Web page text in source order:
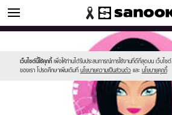
ดูดวง
เว็บไซต์นี้ใช้คุกกี้ เพื่อให้ท่านได้รับประสบการณ์การใช้งานที่ดีที่สุดบน เว็บไซต์
ของเรา โปรดศึกษาเพิ่มเติมที่ นโยบายความเป็นส่วนตัว และ นโยบายคุกกี้
//s.isanook.com/sr/0/images/logo-
sanook.png
//s.isanook.com/ho/0/ud/5/25509/170-